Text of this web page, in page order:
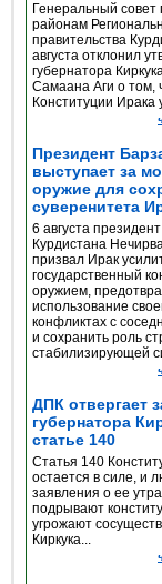
Генеральный совет
районам
правительства
августа отклонил
губернатора
Самаана Аги о том,
Конституции Ирака
Президент
выступает за
оружие для
суверенитета
6 августа
Курдистана
призвал Ирак
государственный
оружием,
использование
конфликтах с
и сохранить роль
стабилизирующей
ДПК отвергает
губернатора
статье 140
Статья 140
остается в силе, и
заявления о ее
подрывают
угрожают
Киркука...